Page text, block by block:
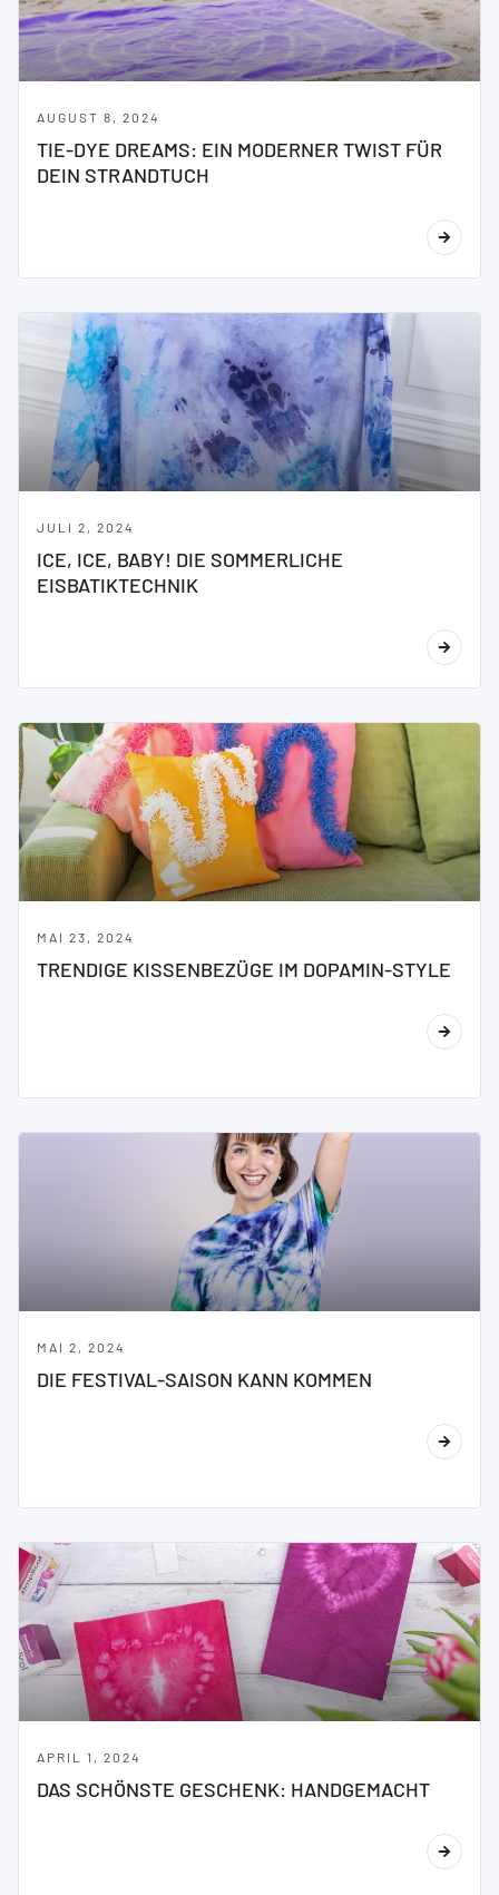
AUGUST 8, 2024
TIE-DYE DREAMS: EIN MODERNER TWIST FÜR
DEIN STRANDTUCH
JULI 2, 2024
ICE, ICE, BABY! DIE SOMMERLICHE
EISBATIKTECHNIK
MAI 23, 2024
TRENDIGE KISSENBEZÜGE IM DOPAMIN-STYLE
MAI 2, 2024
DIE FESTIVAL-SAISON KANN KOMMEN
APRIL 1, 2024
DAS SCHÖNSTE GESCHENK: HANDGEMACHT